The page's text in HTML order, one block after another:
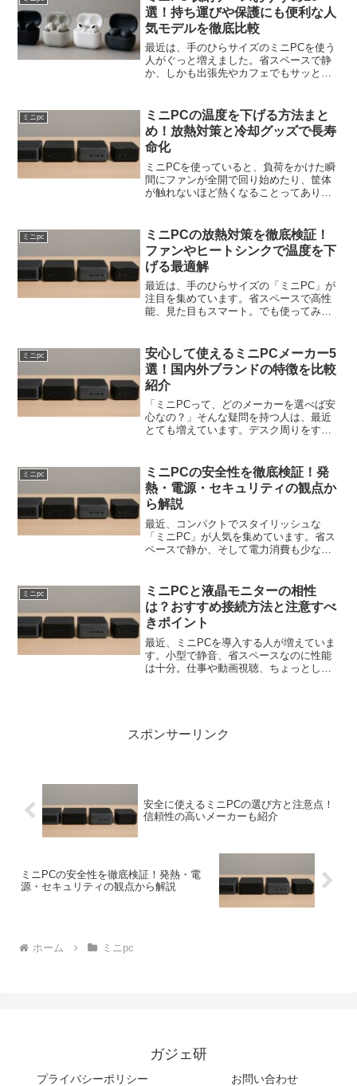
選！持ち運びや保護にも便利な人
気モデルを徹底比較
最近は、手のひらサイズのミニPCを使う
人がぐっと増えました。省スペースで静
か、しかも出張先やカフェでもサッと使
するか」で使い勝手が大きく変わりま
す。そこで今回は、ミニ...
ミニpc
ミニPCの温度を下げる方法まと
め！放熱対策と冷却グッズで長寿
命化
ミニPCを使っていると、負荷をかけた瞬
間にファンが全開で回り始めたり、筐体
が触れないほど熱くなることってありま
トさゆえに「熱」に悩まされることが多
いのも事実です。この...
ミニpc
ミニPCの放熱対策を徹底検証！
ファンやヒートシンクで温度を下
げる最適解
最近は、手のひらサイズの「ミニPC」が
注目を集めています。省スペースで高性
能、見た目もスマート。でも使ってみる
は、ミニPCの放熱対策を徹底的に掘り下
げます。ファンやヒ...
ミニpc
安心して使えるミニPCメーカー5
選！国内外ブランドの特徴を比較
紹介
「ミニPCって、どのメーカーを選べば安
心なの？」そんな疑問を持つ人は、最近
とても増えています。デスク周りをすっ
っと不安…。そんなときに頼れるのが、
信頼性の高いミニPC...
ミニpc
ミニPCの安全性を徹底検証！発
熱・電源・セキュリティの観点か
ら解説
最近、コンパクトでスタイリッシュな
「ミニPC」が人気を集めています。省ス
ペースで静か、そして電力消費も少な
は、発熱・電源・セキュリティという3つ
の視点から、ミニPCの安...
ミニpc
ミニPCと液晶モニターの相性
は？おすすめ接続方法と注意すべ
きポイント
最近、ミニPCを導入する人が増えていま
す。小型で静音、省スペースなのに性能
は十分。仕事や動画視聴、ちょっとした
スポンサーリンク
安全に使えるミニPCの選び方と注意点！
信頼性の高いメーカーも紹介
ミニPCの安全性を徹底検証！発熱・電
源・セキュリティの観点から解説
ホーム ミニpc
ガジェ研
プライバシーポリシー お問い合わせ